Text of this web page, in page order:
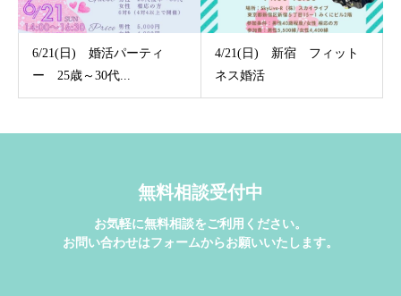
6/21(日) 婚活パーティ
ー 25歳～30代...
4/21(日) 新宿 フィット
ネス婚活
無料相談受付中
お気軽に無料相談をご利用ください。
お問い合わせはフォームからお願いいたします。